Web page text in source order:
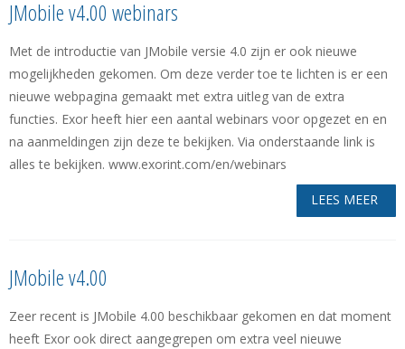
JMobile v4.00 webinars
Met de introductie van JMobile versie 4.0 zijn er ook nieuwe
mogelijkheden gekomen. Om deze verder toe te lichten is er een
nieuwe webpagina gemaakt met extra uitleg van de extra
functies. Exor heeft hier een aantal webinars voor opgezet en en
na aanmeldingen zijn deze te bekijken. Via onderstaande link is
alles te bekijken. www.exorint.com/en/webinars
LEES MEER
JMobile v4.00
Zeer recent is JMobile 4.00 beschikbaar gekomen en dat moment
heeft Exor ook direct aangegrepen om extra veel nieuwe